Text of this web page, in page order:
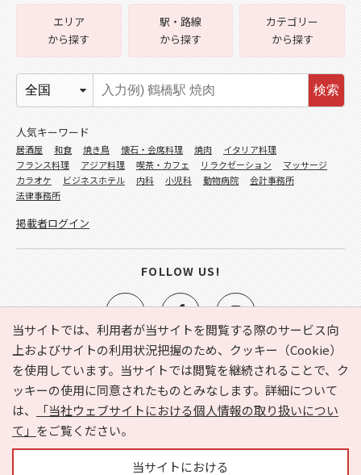
当サイトでは、利用者が当サイトを閲覧する際のサービス向
上およびサイトの利用状況把握のため、クッキー（Cookie）
を使用しています。当サイトでは閲覧を継続されることで、ク
ッキーの使用に同意されたものとみなします。詳細について
は、
「当社ウェブサイトにおける個人情報の取り扱いについ
て」 をご覧ください。
当サイトにおける
e-NAVITA（イーナビタ）とは？ お気に入り
ヘルプ
利用規約
個人情報の取り扱いについて
運営会社
サイトマップ
広告掲載に関するお問い合わせ
エリア
から探す
駅・路線
から探す
カテゴリー
から探す
検索
人気キーワード
居酒屋 和食 焼き鳥 懐石・会席料理 焼肉
イタリア料理
フランス料理
アジア料理 喫茶・カフェ リラクゼーション
マッサージ
カラオケ
ビジネスホテル 内科 小児科 動物病院
会計事務所
法律事務所
掲載者ログイン
FOLLOW US!